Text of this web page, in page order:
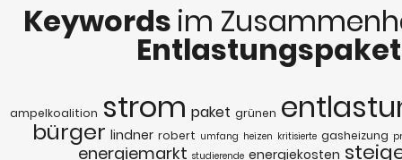
Keywords im
Entlastungspaket
ampelkoalition strom paket grünen
bürger lindner robert umfang heizen kritisierte gasheizung
energiemarkt studierende energiekosten